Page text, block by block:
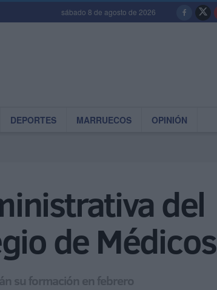
sábado 8 de agosto de 2026
DEPORTES MARRUECOS OPINIÓN
del
de Médicos
su formación en febrero